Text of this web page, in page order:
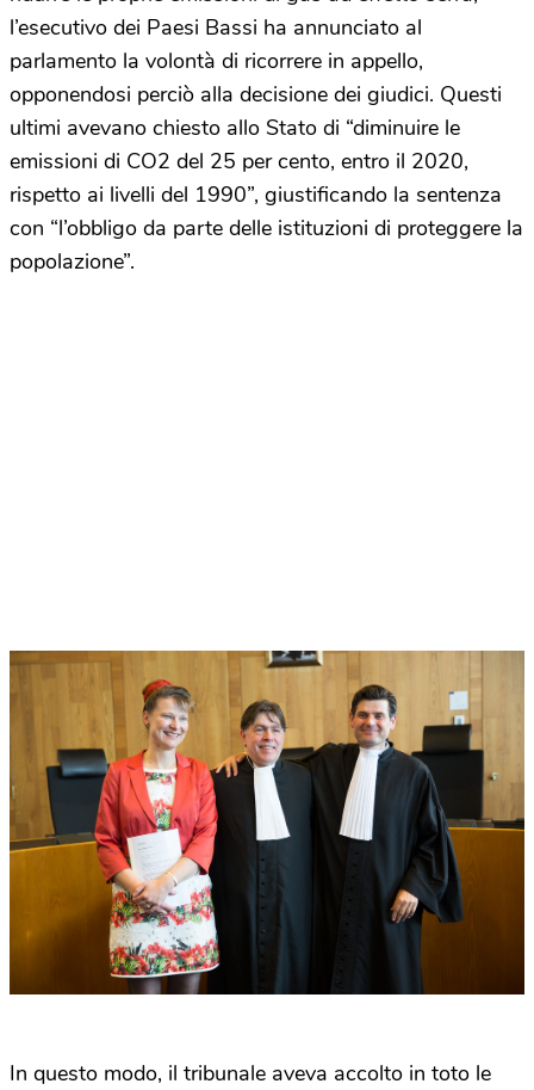
l’esecutivo dei Paesi Bassi ha annunciato al
parlamento la volontà di ricorrere in appello,
opponendosi perciò alla decisione dei giudici. Questi
ultimi avevano chiesto allo Stato di “diminuire le
emissioni di CO2 del 25 per cento, entro il 2020,
rispetto ai livelli del 1990”, giustificando la sentenza
con “l’obbligo da parte delle istituzioni di proteggere la
popolazione”.
In questo modo, il tribunale aveva accolto in toto le